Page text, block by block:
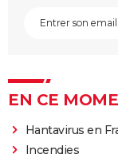
EN CE
Hantavirus en
Incendies